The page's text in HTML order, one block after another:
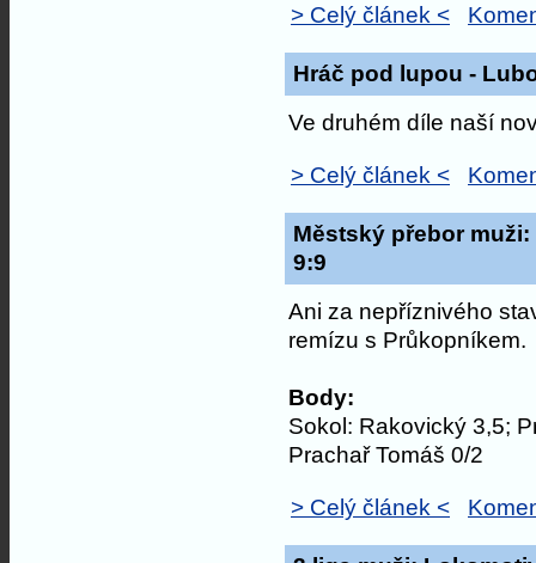
> Celý článek <
Hráč pod lupou -
Ve druhém díle naší
> Celý článek <
Městský přebor
9:9
Ani za nepříznivého
remízu s Průkopníkem.
Body:
Sokol: Rakovický 3,5;
Prachař Tomáš 0/2
> Celý článek <